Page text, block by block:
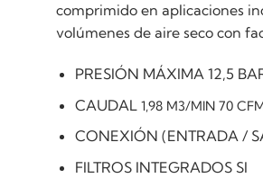
comprimido en aplicaciones
volúmenes de aire seco con
PRESIÓN MÁXIMA 12,5
CAUDAL 1,98 M3/MlN 70
CONEXIÓN (ENTRADA /
FILTROS INTEGRADOS SI